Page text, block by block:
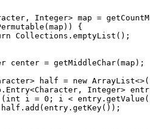
Integer> map =
{
Collections.emptyList();
center = getMiddleChar(map);
half =
new ArrayList
Integer>
( int i = 0 ; i <